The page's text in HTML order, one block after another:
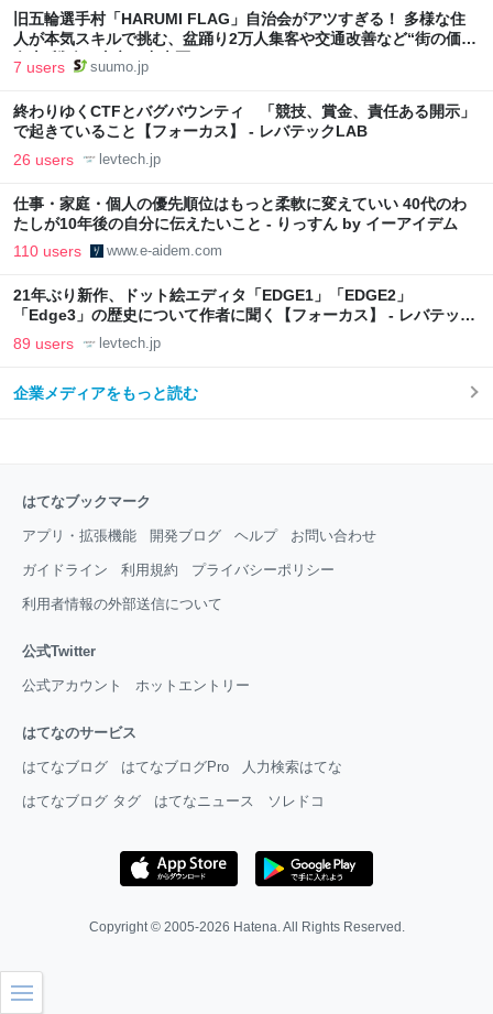
旧五輪選手村「HARUMI FLAG」自治会がアツすぎる！ 多様な住
人が本気スキルで挑む、盆踊り2万人集客や交通改善など“街の価値
向上”戦略 東京・中央区
7 users suumo.jp
終わりゆくCTFとバグバウンティ 「競技、賞金、責任ある開示」
で起きていること【フォーカス】 - レバテックLAB
26 users levtech.jp
仕事・家庭・個人の優先順位はもっと柔軟に変えていい 40代のわ
たしが10年後の自分に伝えたいこと - りっすん by イーアイデム
110 users www.e-aidem.com
21年ぶり新作、ドット絵エディタ「EDGE1」「EDGE2」
「Edge3」の歴史について作者に聞く【フォーカス】 - レバテック
LAB
89 users levtech.jp
企業メディアをもっと読む
はてなブックマーク
アプリ・拡張機能 開発ブログ ヘルプ お問い合わせ
ガイドライン 利用規約 プライバシーポリシー
利用者情報の外部送信について
公式Twitter
公式アカウント ホットエントリー
はてなのサービス
はてなブログ はてなブログPro 人力検索はてな
はてなブログ タグ はてなニュース ソレドコ
Copyright © 2005-2026 Hatena. All Rights Reserved.